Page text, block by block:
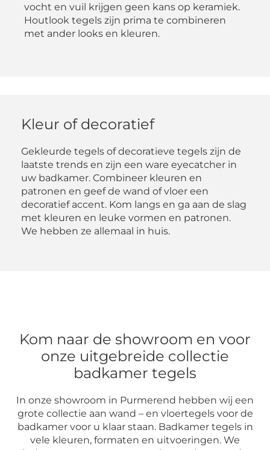
vocht en vuil krijgen geen kans op keramiek.
Houtlook tegels zijn prima te combineren
met ander looks en kleuren.
Kleur of decoratief
Gekleurde tegels of decoratieve tegels zijn de
laatste trends en zijn een ware eyecatcher in
uw badkamer. Combineer kleuren en
patronen en geef de wand of vloer een
decoratief accent. Kom langs en ga aan de slag
met kleuren en leuke vormen en patronen.
We hebben ze allemaal in huis.
Kom naar de showroom en voor
onze uitgebreide collectie
badkamer tegels
In onze showroom in Purmerend hebben wij een
grote collectie aan wand – en vloertegels voor de
badkamer voor u klaar staan. Badkamer tegels in
vele kleuren, formaten en uitvoeringen. We